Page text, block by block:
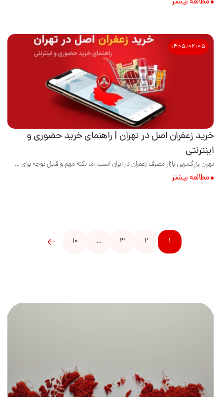
۱۴۰۵٫۰۲٫۰۵
خرید زعفران اصل در تهران | راهنمای خرید حضوری و
اینترنتی
تهران بزرگ‌ترین بازار مصرف زعفران در ایران است. اما نکته مهم و قابل توجه برای ...
مطالعه بیشتر
1
2
3
…
10